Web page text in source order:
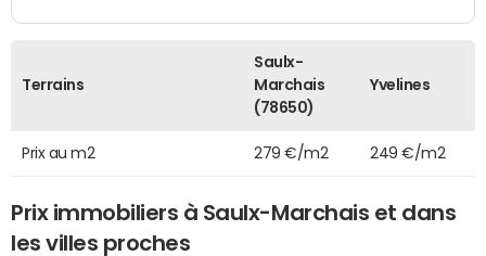
Terrains
Saulx-
Marchais
(78650)
Yvelines
Prix au m2 279 €/m2 249 €/m2
Prix immobiliers à Saulx-Marchais et dans
les villes proches